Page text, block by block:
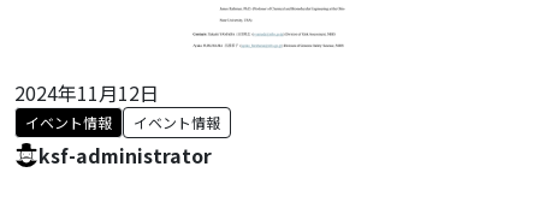
2024年11月12日
イベント情報 イベント情報
ksf-administrator